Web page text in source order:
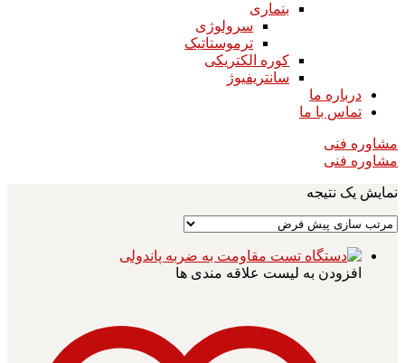
بنماری
سرولوژی
ترموستاتیک
کوره الکتریکی
سانتریفیوژ
درباره ما
تماس با ما
مشاوره فنی
مشاوره فنی
نمایش یک نتیجه
افزودن به لیست علاقه مندی ها